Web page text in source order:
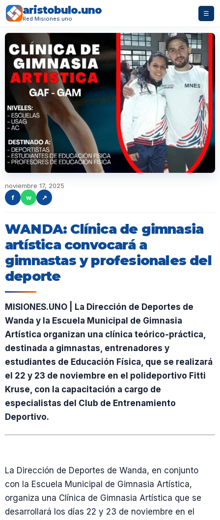
aristobulo.uno
Red Misiones.uno
☰
noviembre 17, 2025
f
w ↗
WANDA: Clínica de gimnasia
artística convocará a
gimnastas y profesionales del
deporte
MISIONES.UNO | La Dirección de Deportes de
Wanda y la Escuela Municipal de Gimnasia
Artística organizan una clínica teórico-práctica,
destinada a gimnastas, entrenadores y
estudiantes de Educación Física, que se realizará
el 22 y 23 de noviembre en el polideportivo Fitti
Kruse, con la capacitación a cargo de
especialistas del Club de Entrenamiento
Deportivo.
La Dirección de Deportes de Wanda, en conjunto
con la Escuela Municipal de Gimnasia Artística,
organiza una Clínica de Gimnasia Artística que se
desarrollará los días 22 y 23 de noviembre en el